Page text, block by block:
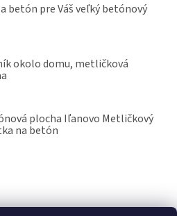
betón pre Váš veľký betónový
okolo domu, metličková
plocha Iľanovo Metličkový
na betón